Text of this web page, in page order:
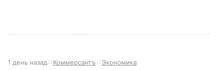
1 день назад Коммерсантъ Экономика